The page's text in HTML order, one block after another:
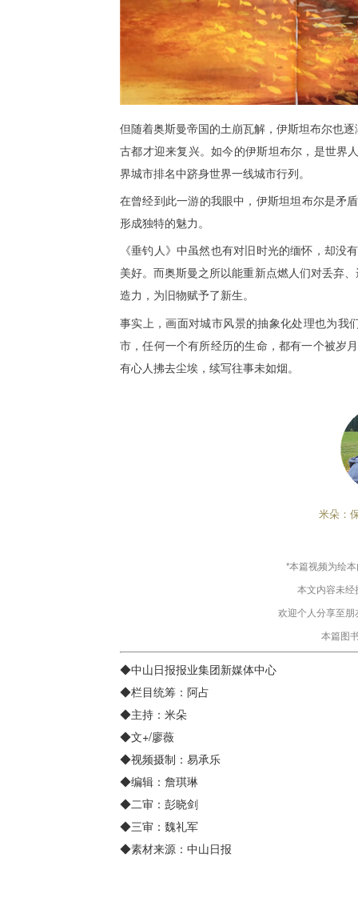
但随着奥斯曼帝国的土崩瓦解，伊斯坦布尔也
古都才迎来复兴。如今的伊斯坦布尔，是世界
界城市排名中跻身世界一线城市行列。
在曾经到此一游的我眼中，伊斯坦坦布尔是矛
形成独特的魅力。
《垂钓人》中虽然也有对旧时光的缅怀，却没
美好。而奥斯曼之所以能重新点燃人们对丢弃
造力，为旧物赋予了新生。
事实上，画面对城市风景的抽象化处理也为我
市，任何一个有所经历的生命，都有一个被岁
有心人拂去尘埃，续写往事未如烟。
米朵：
*本篇视频为绘
本文内容未经
欢迎个人分享至
本篇图
◆中山日报报业集团新媒体中心
◆栏目统筹：阿占
◆主持：米朵
◆文+/廖薇
◆视频摄制：易承乐
◆编辑：詹琪琳
◆二审：彭晓剑
◆三审：魏礼军
◆素材来源：中山日报